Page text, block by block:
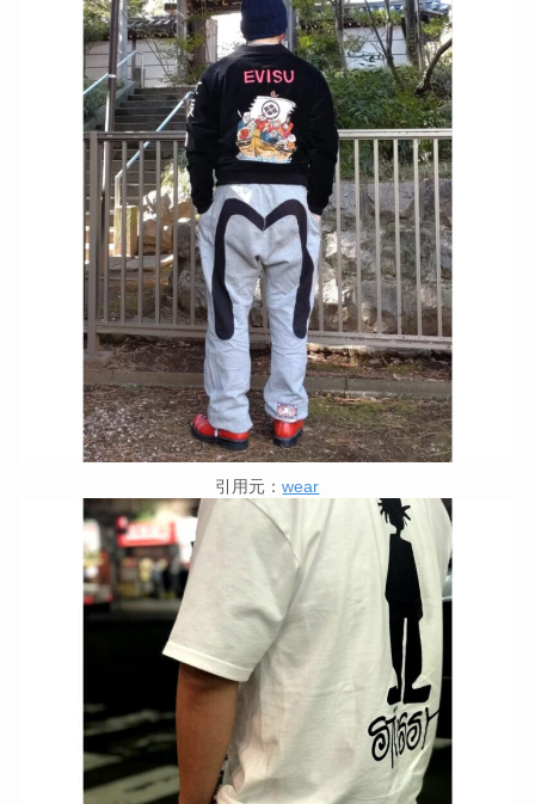
引用元：wear